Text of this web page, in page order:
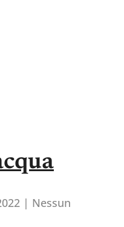
Nessun